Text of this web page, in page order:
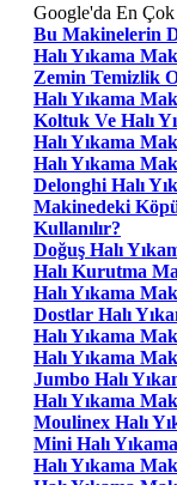
Google'da En Çok
Bu Makinelerin
Halı Yıkama
Zemin Temizlik
Halı Yıkama
Koltuk Ve Halı
Halı Yıkama
Halı Yıkama
Delonghi Halı
Makinedeki
Kullanılır?
Doğuş Halı
Halı Kurutma
Halı Yıkama
Dostlar Halı
Halı Yıkama
Halı Yıkama
Jumbo Halı
Halı Yıkama
Moulinex Halı
Mini Halı
Halı Yıkama